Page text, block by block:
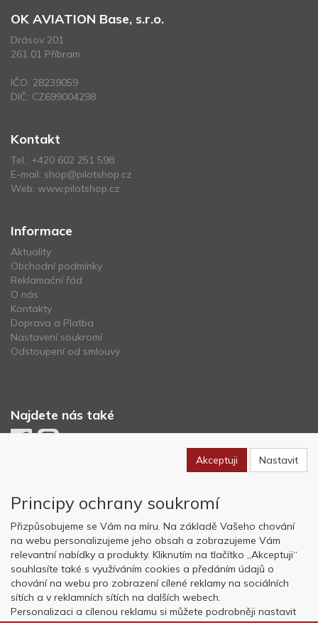
OK AVIATION Base, s.r.o.
Drásov 201
261 01 Příbram
IČO: 28239059
DIČ: CZ699004298
Kontakt
Tel.: +420 602 251 598
E-mail: shop@pilotshop.cz
Web: www.pilotshop.cz
Informace
Aktuality
Obchodní podmínky
Reklamační řád
O nás
Kontakty
Doprava a Platba
Nastavení soukromí
Odstoupení od smlouvy
Najdete nás také
Copyright © OK AVIATION Base, s.r.o. 2022, powered byABRA E-
shop
Akceptuji Nastavit
Principy ochrany soukromí
Přizpůsobujeme se Vám na míru. Na základě Vašeho chování
na webu personalizujeme jeho obsah a zobrazujeme Vám
relevantní nabídky a produkty. Kliknutím na tlačítko „Akceptuji“
souhlasíte také s využíváním cookies a předáním údajů o
chování na webu pro zobrazení cílené reklamy na sociálních
sítích a v reklamních sítích na dalších webech.
Personalizaci a cílenou reklamu si můžete podrobněji nastavit